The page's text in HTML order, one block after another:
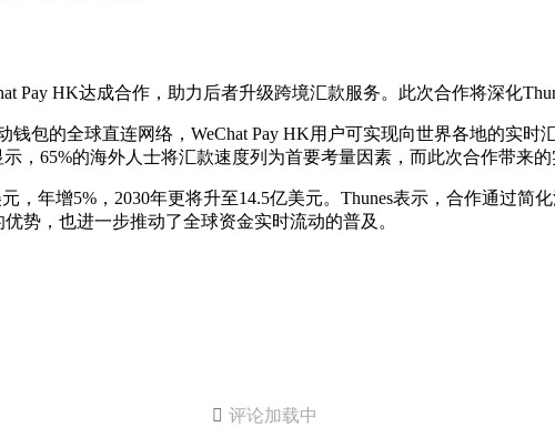
Pay HK达成合作，助力后者升级跨境汇款服务。此次合作将深化
钱包的全球直连网络，WeChat Pay HK用户可实现向世界各地的实
，65%的海外人士将汇款速度列为首要考量因素，而此次合作带来
，年增5%，2030年更将升至14.5亿美元。Thunes表示，合作通过
势，也进一步推动了全球资金实时流动的普及。
 评论加载中